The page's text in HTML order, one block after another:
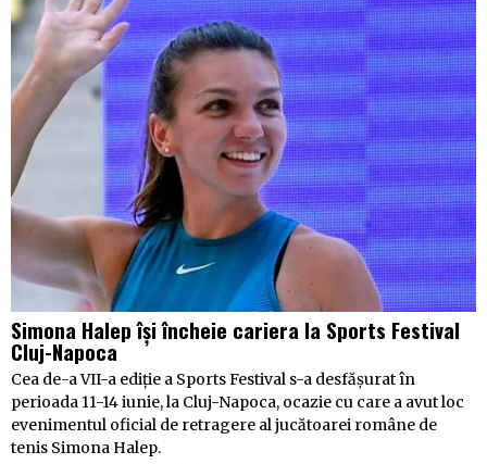
Simona Halep își încheie cariera la Sports Festival
Cluj-Napoca
Cea de-a VII-a ediție a Sports Festival s-a desfășurat în
perioada 11-14 iunie, la Cluj-Napoca, ocazie cu care a avut loc
evenimentul oficial de retragere al jucătoarei române de
tenis Simona Halep.